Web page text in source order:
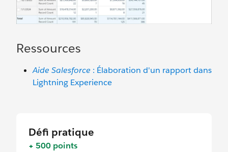
Ressources
Aide Salesforce : Élaboration d'un rapport dans
Lightning Experience
Défi pratique
+ 500 points